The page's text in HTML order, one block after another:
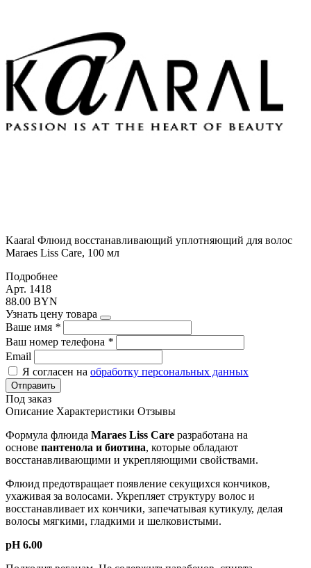
Kaaral Флюид восстанавливающий уплотняющий для волос
Maraes Liss Care, 100 мл
Подробнее
Арт. 1418
88.00 BYN
Узнать цену товара
Ваше имя *
Ваш номер телефона *
Email
Я согласен на обработку персональных данных
Отправить
Под заказ
Описание Характеристики Отзывы
Формула флюида Maraes Liss Care разработана на
основе пантенола и биотина, которые обладают
восстанавливающими и укрепляющими свойствами.
Флюид предотвращает появление секущихся кончиков,
ухаживая за волосами. Укрепляет структуру волос и
восстанавливает их кончики, запечатывая кутикулу, делая
волосы мягкими, гладкими и шелковистыми.
pH 6.00